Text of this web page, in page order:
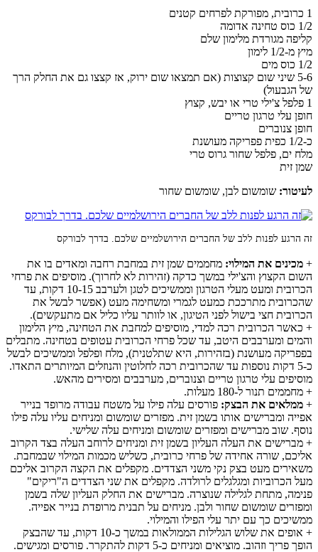
1 כרובית, מפורקת לפרחים קטנים
1/2 כוס טחינה אדומה
קליפה מגורדת מלימון שלם
מיץ מ-1/2 לימון
1/2 כוס מים
5-6 שיני שום קצוצות (אם תמצאו שום ירוק, אז קצצו גם את החלק הרך
של הגבעול)
1 פלפל צ'ילי טרי או יבש, קצוץ
חופן עלי טרגון טריים
חופן צנוברים
כ-1/2 כפית פפריקה מעושנת
מלח ים, פלפל שחור גרוס טרי
שמן זית
לעיטור: שומשום לבן, שומשום שחור
זה הרגע לפנות ללב של החברים הירושלמיים שלכם. בדרך לבורקס
+ מכינים את המילוי: מחממים שמן זית במחבת רחבה ומאדים בו את
השום הקצוץ והצ'ילי במשך כדקה (זהירות לא לחרוך). מוסיפים את פרחי
הכרובית ומעט מעלי הטרגון וממשיכים לטגן ולערבב 10-15 דקות, עד
שהכרובית מתרככת כמעט לגמרי ומשחימה מעט (אפשר לבשל את
הכרובית חצי בישול לפני הטיגון, או לוותר עליו כליל אם מתעקשים).
+ כאשר הכרובית רכה למדי, מוסיפים למחבת את הטחינה, מיץ הלימון
והמים ומערבבים היטב, עד שכל פרחי הכרובית עטופים בטחינה. מתבלים
בפפריקה מעושנת (בזהירות, היא שתלטנית), מלח ופלפל וממשיכים לבשל
כ-5 דקות נוספות עד שהכרובית רכה לחלוטין והנוזלים המיותרים התאדו.
מוסיפים עלי טרגון טריים וצנוברים, מערבבים ומסירים מהאש.
+ מחממים תנור ל-180 מעלות.
+ ממלאים את הבצק: פורסים עלה פילו על משטח עבודה מרופד בנייר
אפייה ומברישים אותו בשמן זית. מפזרים שומשום ומניחים עליו עלה פילו
נוסף. שוב מברישים ומפזרים שומשום ומניחים עלה שלישי.
+ מברישים את העלה העליון בשמן זית ומניחים לרוחב העלה בצד הקרוב
אליכם, שורה אחידה של פרחי כרובית, כשליש מכמות המילוי שבמחבת.
משאירים מעט בצק נקי משני הצדדים. מקפלים את הקצה הקרוב אליכם
מעל הכרוביות ומגלגלים לרולדה. מקפלים את שני הצדדים ה"ריקים"
פנימה, מתחת לגלילה שנוצרה. מברישים את החלק העליון שלה בשמן
ומפזרים שומשום שחור ולבן. מניחים על תבנית מרופדת בנייר אפייה.
ממשיכים כך עם יתר עלי הפילו והמילוי.
+ אופים את שלוש הגלילות הממולאות במשך כ-10 דקות, עד שהבצק
הופך פריך וזהוב. מוציאים ומניחים כ-5 דקות להתקרר. פורסים ומגישים.